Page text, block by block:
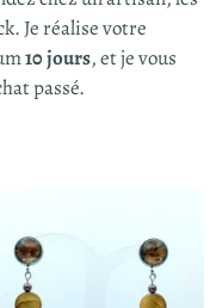
Je réalise votre
10 jours, et je vous
passé.